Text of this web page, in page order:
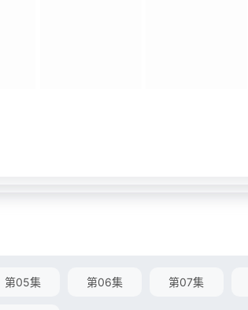
第05集 第06集 第07集